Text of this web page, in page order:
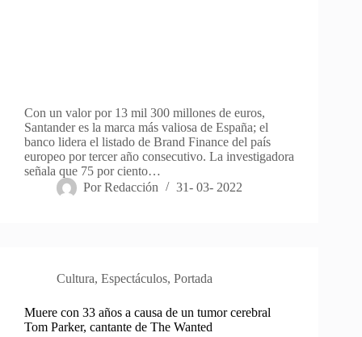
Con un valor por 13 mil 300 millones de euros,
Santander es la marca más valiosa de España; el
banco lidera el listado de Brand Finance del país
europeo por tercer año consecutivo. La investigadora
señala que 75 por ciento…
Por Redacción 31- 03- 2022
Cultura, Espectáculos, Portada
Muere con 33 años a causa de un tumor cerebral
Tom Parker, cantante de The Wanted